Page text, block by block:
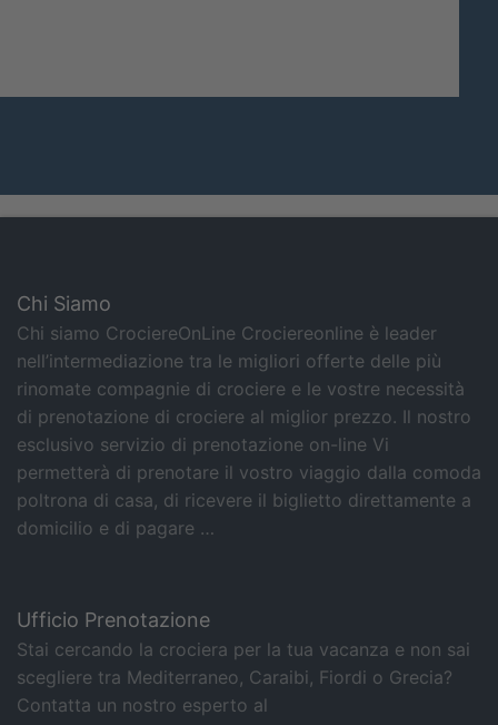
Chi Siamo
Chi siamo CrociereOnLine Crociereonline è leader
nell’intermediazione tra le migliori offerte delle più
rinomate compagnie di crociere e le vostre necessità
di prenotazione di crociere al miglior prezzo. Il nostro
esclusivo servizio di prenotazione on-line Vi
permetterà di prenotare il vostro viaggio dalla comoda
poltrona di casa, di ricevere il biglietto direttamente a
domicilio e di pagare …
Ufficio Prenotazione
Stai cercando la crociera per la tua vacanza e non sai
scegliere tra Mediterraneo, Caraibi, Fiordi o Grecia?
Contatta un nostro esperto al